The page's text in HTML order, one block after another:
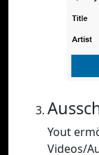
Yout
Videos/